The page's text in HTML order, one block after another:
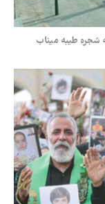
شجره طیبه میناب